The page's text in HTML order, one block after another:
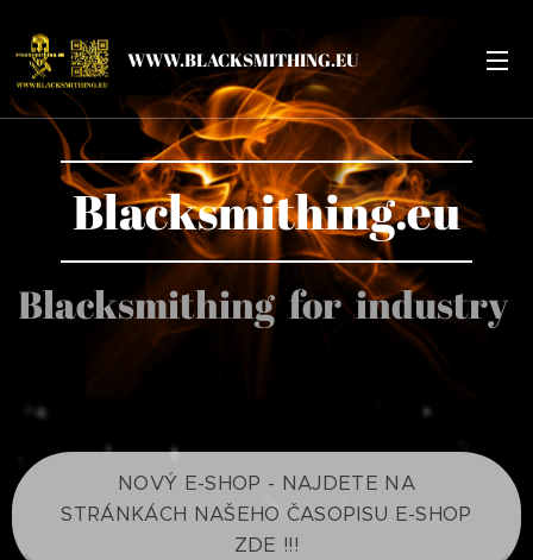
WWW.BLACKSMITHING.EU
Blacksmithing.eu
Blacksmithing for industry
NOVÝ E-SHOP - NAJDETE NA
STRÁNKÁCH NAŠEHO ČASOPISU E-SHOP
ZDE !!!